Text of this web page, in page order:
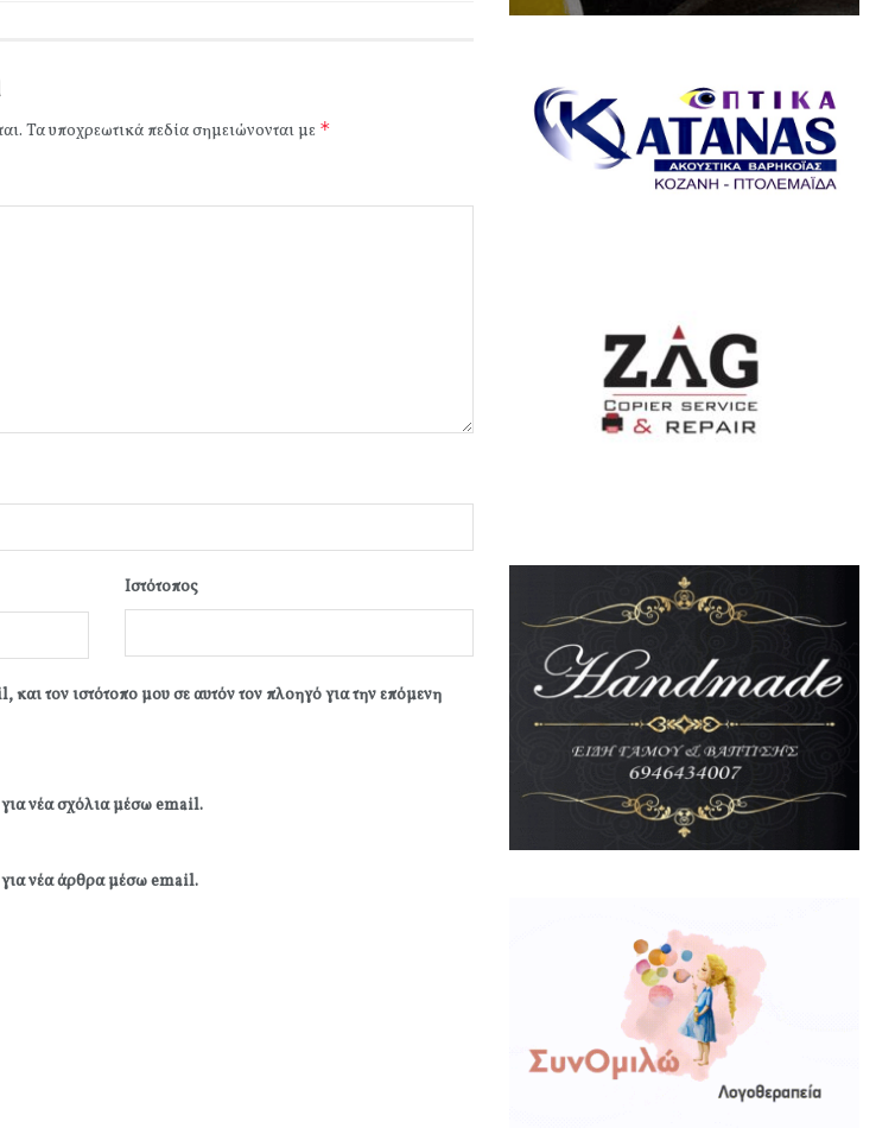
Τα υποχρεωτικά πεδία σημειώνονται με *
Ιστότοπος
τον ιστότοπο μου σε αυτόν τον πλοηγό για την επόμενη
νέα σχόλια μέσω email.
νέα άρθρα μέσω email.